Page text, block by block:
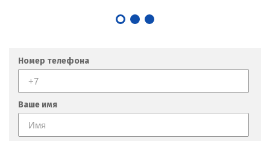
Н
Набарежные Челны
Надым
Номер телефона
Ваше имя